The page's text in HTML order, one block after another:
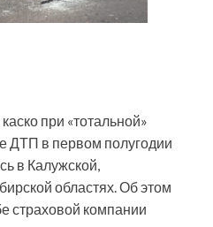
при «тотальной»
ДТП в первом полугодии
в Калужской,
областях. Об этом
страховой компании